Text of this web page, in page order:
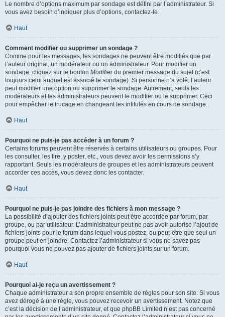
Le nombre d’options maximum par sondage est défini par l’administrateur. Si
vous avez besoin d’indiquer plus d’options, contactez-le.
Haut
Comment modifier ou supprimer un sondage ?
Comme pour les messages, les sondages ne peuvent être modifiés que par
l’auteur original, un modérateur ou un administrateur. Pour modifier un
sondage, cliquez sur le bouton Modifierdu premier message du sujet (c’est
toujours celui auquel est associé le sondage). Si personne n’a voté, l’auteur
peut modifier une option ou supprimer le sondage. Autrement, seuls les
modérateurs et les administrateurs peuvent le modifier ou le supprimer. Ceci
pour empêcher le trucage en changeant les intitulés en cours de sondage.
Haut
Pourquoi ne puis-je pas accéder à un forum ?
Certains forums peuvent être réservés à certains utilisateurs ou groupes. Pour
les consulter, les lire, y poster, etc., vous devez avoir les permissions s’y
rapportant. Seuls les modérateurs de groupes et les administrateurs peuvent
accorder ces accès, vous devez donc les contacter.
Haut
Pourquoi ne puis-je pas joindre des fichiers à mon message ?
La possibilité d’ajouter des fichiers joints peut être accordée par forum, par
groupe, ou par utilisateur. L’administrateur peut ne pas avoir autorisé l’ajout de
fichiers joints pour le forum dans lequel vous postez, ou peut-être que seul un
groupe peut en joindre. Contactez l’administrateur si vous ne savez pas
pourquoi vous ne pouvez pas ajouter de fichiers joints sur un forum.
Haut
Pourquoi ai-je reçu un avertissement ?
Chaque administrateur a son propre ensemble de règles pour son site. Si vous
avez dérogé à une règle, vous pouvez recevoir un avertissement. Notez que
c’est la décision de l’administrateur, et que phpBB Limited n’est pas concerné